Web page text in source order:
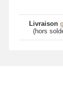
Livraison
(hors